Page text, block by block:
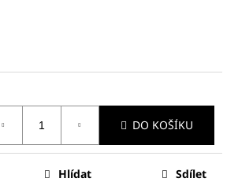
DO KOŠÍKU
Hlídat Sdílet